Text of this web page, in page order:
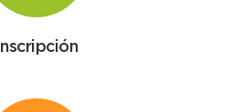
Inscripción